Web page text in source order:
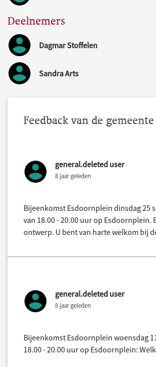
Deelnemers
Dagmar Stoffelen
Sandra Arts
Feedback van de gemeente
general.deleted user
8 jaar geleden
Bijeenkomst Esdoornplein dinsdag 25
van 18.00 - 20.00 uur op Esdoornplein.
ontwerp. U bent van harte welkom bij
general.deleted user
8 jaar geleden
Bijeenkomst Esdoornplein woensdag
18.00 - 20.00 uur op Esdoornplein: